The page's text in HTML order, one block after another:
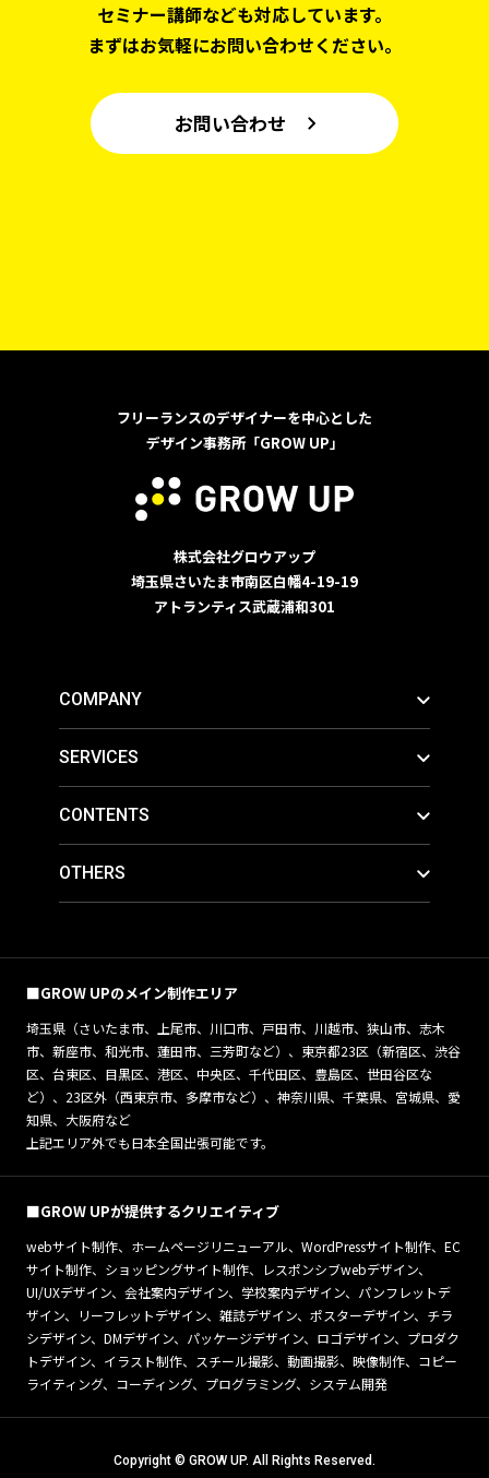
セミナー講師なども対応しています。
まずはお気軽にお問い合わせください。
お問い合わせ
フリーランスのデザイナーを中心とした
デザイン事務所「GROW UP」
株式会社グロウアップ
埼玉県さいたま市南区白幡4-19-19
アトランティス武蔵浦和301
COMPANY
SERVICES
CONTENTS
OTHERS
■GROW UPのメイン制作エリア
埼玉県（さいたま市、上尾市、川口市、戸田市、川越市、狭山市、志木
市、新座市、和光市、蓮田市、三芳町など）、東京都23区（新宿区、渋谷
区、台東区、目黒区、港区、中央区、千代田区、豊島区、世田谷区な
ど）、23区外（西東京市、多摩市など）、神奈川県、千葉県、宮城県、愛
知県、大阪府など
上記エリア外でも日本全国出張可能です。
■GROW UPが提供するクリエイティブ
webサイト制作、ホームページリニューアル、WordPressサイト制作、EC
サイト制作、ショッピングサイト制作、レスポンシブwebデザイン、
UI/UXデザイン、会社案内デザイン、学校案内デザイン、パンフレットデ
ザイン、リーフレットデザイン、雑誌デザイン、ポスターデザイン、チラ
シデザイン、DMデザイン、パッケージデザイン、ロゴデザイン、プロダク
トデザイン、イラスト制作、スチール撮影、動画撮影、映像制作、コピー
ライティング、コーディング、プログラミング、システム開発
Copyright © GROW UP. All Rights Reserved.